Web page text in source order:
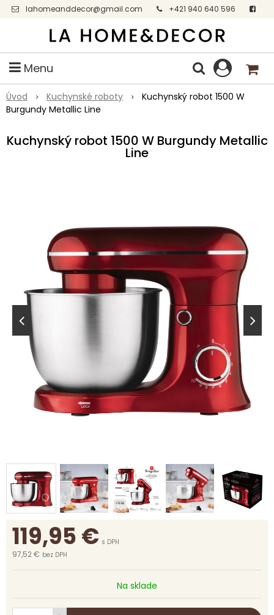
lahomeanddecor@gmail.com
+421 940 640 596
Facebook
Menu
Úvod Kuchynské roboty
Kuchynský robot 1500 W
Burgundy Metallic Line
Kuchynský robot 1500 W Burgundy Metallic
Line
119,95€ s DPH
97,52 € bez DPH
Na sklade